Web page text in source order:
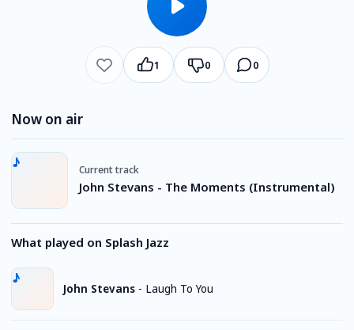
1 0 0
Now on air
Current track
John Stevans - The Moments (Instrumental)
What played on Splash Jazz
John Stevans - Laugh To You